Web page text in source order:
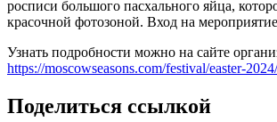
росписи большого пасхального яйца,
красочной фотозоной. Вход на
Узнать подробности можно на сайте
https://moscowseasons.com/festival/easter-2024/
Поделиться ссылкой